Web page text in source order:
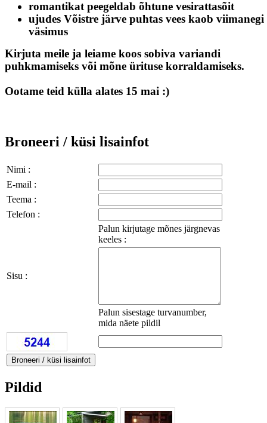
romantikat peegeldab õhtune vesirattasõit
ujudes Võistre järve puhtas vees kaob viimanegi
väsimus
Kirjuta meile ja leiame koos sobiva variandi
puhkmamiseks või mõne ürituse korraldamiseks.
Ootame teid külla alates 15 mai :)
Broneeri / küsi lisainfot
Nimi :
E-mail :
Teema :
Telefon :
Palun kirjutage mõnes järgnevas
keeles :
Sisu :
Palun sisestage turvanumber,
mida näete pildil
Pildid